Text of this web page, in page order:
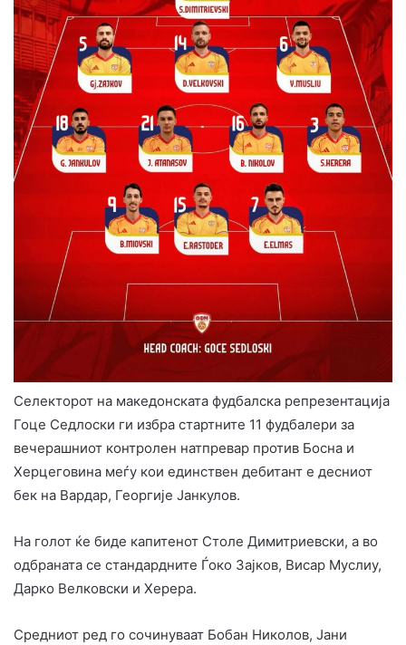
Селекторот на македонската фудбалска репрезентација
Гоце Седлоски ги избра стартните 11 фудбалери за
вечерашниот контролен натпревар против Босна и
Херцеговина меѓу кои единствен дебитант е десниот
бек на Вардар, Георгије Јанкулов.
На голот ќе биде капитенот Столе Димитриевски, а во
одбраната се стандардните Ѓоко Зајков, Висар Муслиу,
Дарко Велковски и Херера.
Средниот ред го сочинуваат Бобан Николов, Јани